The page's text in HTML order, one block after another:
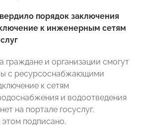
порядок заключения
к инженерным сетям
граждане и организации смогут
с ресурсоснабжающими
к сетям
и водоотведения
на портале госуслуг.
подписано.